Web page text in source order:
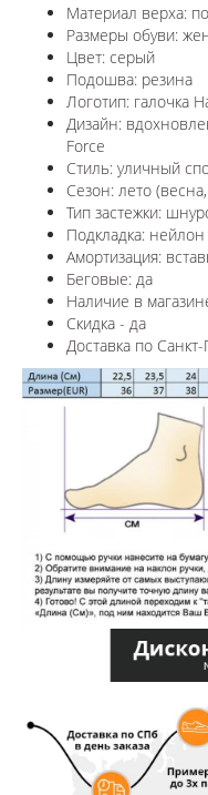
Материал верха:
Размеры обуви:
Цвет: серый
Подошва: резина
Логотип: галочка
Дизайн:
Force
Стиль: уличный
Сезон: лето
Тип застежки:
Подкладка: нейлон
Амортизация:
Беговые: да
Наличие в
Скидка - да
Доставка по